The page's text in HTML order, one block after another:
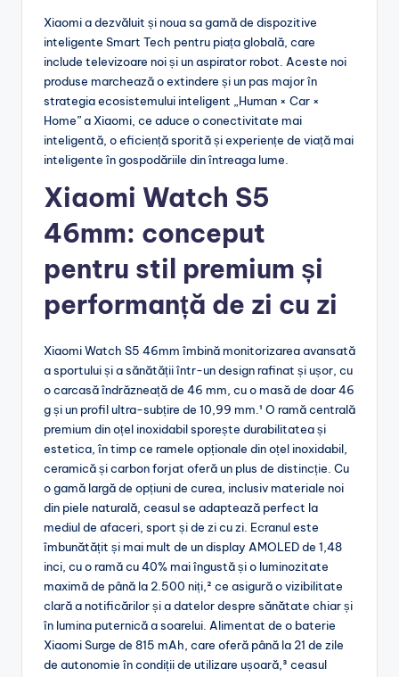
Xiaomi a dezvăluit și noua sa gamă de dispozitive
inteligente Smart Tech pentru piața globală, care
include televizoare noi și un aspirator robot. Aceste noi
produse marchează o extindere și un pas major în
strategia ecosistemului inteligent „Human × Car ×
Home” a Xiaomi, ce aduce o conectivitate mai
inteligentă, o eficiență sporită și experiențe de viață mai
inteligente în gospodăriile din întreaga lume.
Xiaomi Watch S5
46mm: conceput
pentru stil premium și
performanță de zi cu zi
Xiaomi Watch S5 46mm îmbină monitorizarea avansată
a sportului și a sănătății într-un design rafinat și ușor, cu
o carcasă îndrăzneață de 46 mm, cu o masă de doar 46
g și un profil ultra-subțire de 10,99 mm.¹ O ramă centrală
premium din oțel inoxidabil sporește durabilitatea și
estetica, în timp ce ramele opționale din oțel inoxidabil,
ceramică și carbon forjat oferă un plus de distincție. Cu
o gamă largă de opțiuni de curea, inclusiv materiale noi
din piele naturală, ceasul se adaptează perfect la
mediul de afaceri, sport și de zi cu zi. Ecranul este
îmbunătățit și mai mult de un display AMOLED de 1,48
inci, cu o ramă cu 40% mai îngustă și o luminozitate
maximă de până la 2.500 niți,² ce asigură o vizibilitate
clară a notificărilor și a datelor despre sănătate chiar și
în lumina puternică a soarelui. Alimentat de o baterie
Xiaomi Surge de 815 mAh, care oferă până la 21 de zile
de autonomie în condiții de utilizare ușoară,³ ceasul